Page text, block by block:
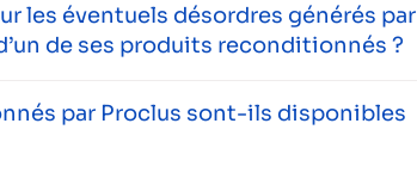
les éventuels désordres générés par
de ses produits reconditionnés ?
par Proclus sont-ils disponibles